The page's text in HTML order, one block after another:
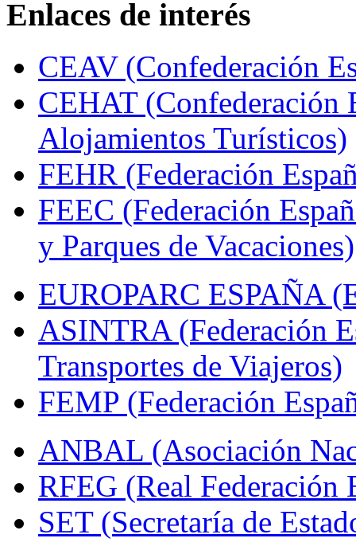
Enlaces de interés
CEAV (Confederación
CEHAT (Confederación
Alojamientos Turísticos)
FEHR (Federación
FEEC (Federación
y Parques de Vacaciones)
EUROPARC ESPAÑA
ASINTRA (Federación
Transportes de Viajeros)
FEMP (Federación
ANBAL (Asociación
RFEG (Real Federación
SET (Secretaría de